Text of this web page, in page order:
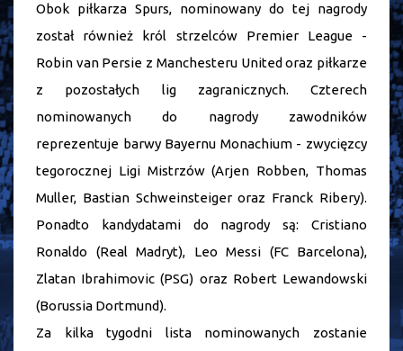
Obok piłkarza Spurs, nominowany do tej nagrody
został również król strzelców Premier League -
Robin van Persie z Manchesteru United oraz piłkarze
z pozostałych lig zagranicznych. Czterech
nominowanych do nagrody zawodników
reprezentuje barwy Bayernu Monachium - zwycięzcy
tegorocznej Ligi Mistrzów (Arjen Robben, Thomas
Muller, Bastian Schweinsteiger oraz Franck Ribery).
Ponadto kandydatami do nagrody są: Cristiano
Ronaldo (Real Madryt), Leo Messi (FC Barcelona),
Zlatan Ibrahimovic (PSG) oraz Robert Lewandowski
(Borussia Dortmund).
Za kilka tygodni lista nominowanych zostanie